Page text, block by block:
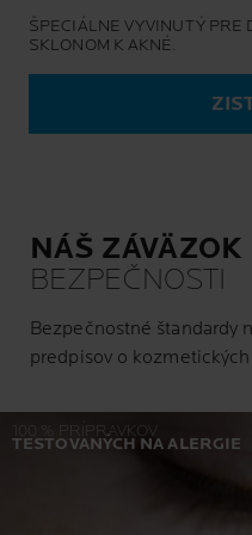
ŠPECIÁLNE VYVINUTÝ PRE
SKLONOM K AKNÉ.
NÁŠ ZÁVÄZOK
BEZPEČNOSTI
Bezpečnostné štandardy
predpisov o
100 % PRÍPRAVKOV
TESTOVANÝCH NA ALERGIE